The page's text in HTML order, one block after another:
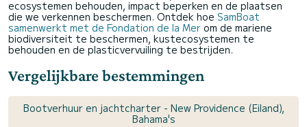
ecosystemen behouden, impact beperken en de plaatsen
die we verkennen beschermen. Ontdek hoe SamBoat
samenwerkt met de Fondation de la Mer om de mariene
biodiversiteit te beschermen, kustecosystemen te
behouden en de plasticvervuiling te bestrijden.
Vergelijkbare bestemmingen
Bootverhuur en jachtcharter - New Providence (Eiland),
Bahama's